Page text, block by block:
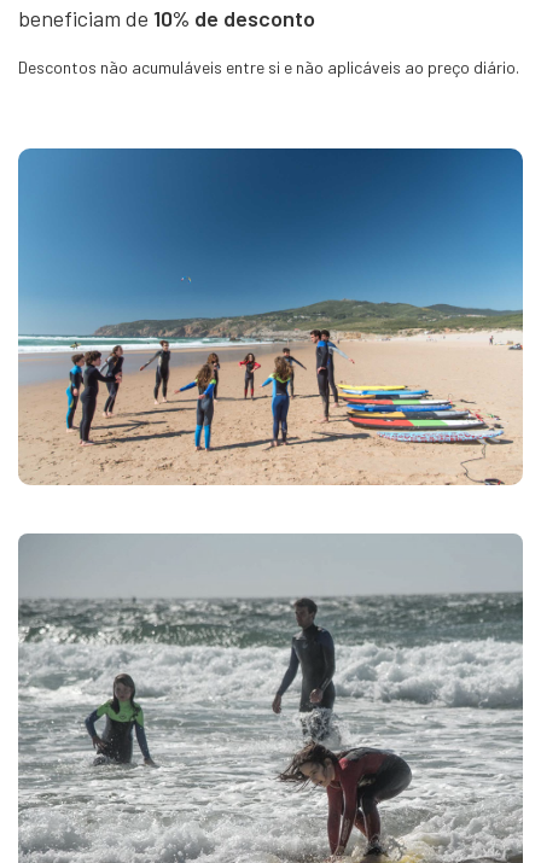
beneficiam de 10% de desconto
Descontos não acumuláveis entre si e não aplicáveis ao preço diário.